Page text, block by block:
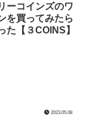
ーコインズのワ
を買ってみたら
た【３COINS】
2023.05.08